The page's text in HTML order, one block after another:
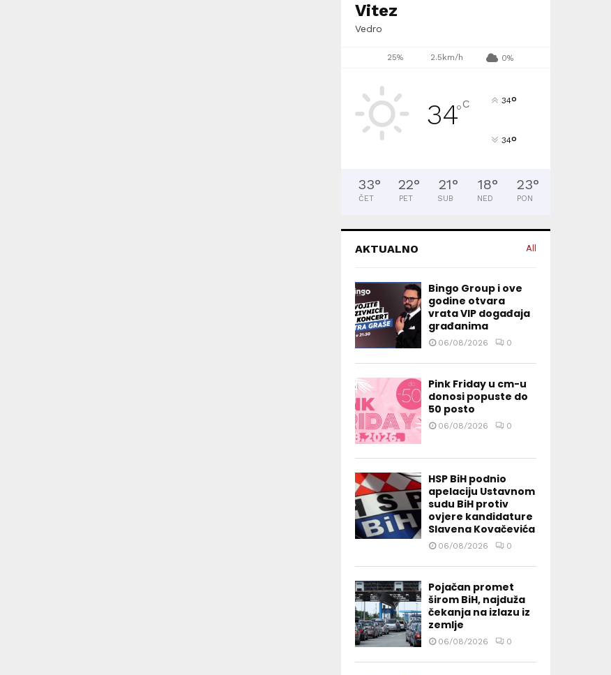
Vitez
Vedro
25% 2.5km/h 0%
34°C 34°
34°
33°
ČET
22°
PET
21°
SUB
18°
NED
23°
PON
AKTUALNO All
Bingo Group i ove
godine otvara
vrata VIP događaja
građanima
06/08/2026 0
Pink Friday u cm-u
donosi popuste do
50 posto
06/08/2026 0
HSP BiH podnio
apelaciju Ustavnom
sudu BiH protiv
ovjere kandidature
Slavena Kovačevića
06/08/2026 0
Pojačan promet
širom BiH, najduža
čekanja na izlazu iz
zemlje
06/08/2026 0